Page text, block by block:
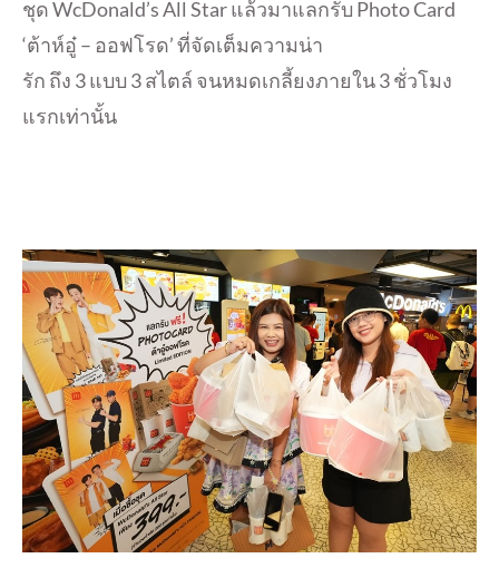
ชุด WcDonald’s All Star แล้วมาแลกรับ Photo Card
‘ต้าห์อู๋ – ออฟโรด’ ที่จัดเต็มความน่า
รัก ถึง 3 แบบ 3 สไตล์ จนหมดเกลี้ยงภายใน 3 ชั่วโมง
แรกเท่านั้น